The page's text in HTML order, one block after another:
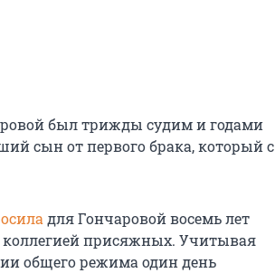
был трижды судим и годами
сын от первого брака, который с
для Гончаровой восемь лет
присяжных. Учитывая
общего режима один день